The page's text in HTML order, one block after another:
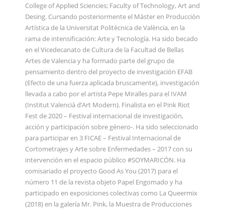
College of Applied Sciencies; Faculty of Technology, Art and
Desing. Cursando posteriormente el Máster en Producción
Artística de la Universitat Politècnica de València, en la
rama de intensificación: Arte y Tecnología. Ha sido becado
en el Vicedecanato de Cultura de la Facultad de Bellas
Artes de Valencia y ha formado parte del grupo de
pensamiento dentro del proyecto de investigación EFAB
(Efecto de una fuerza aplicada bruscamente), investigación
llevada a cabo por el artista Pepe Miralles para el IVAM
(Institut Valenciá d’Art Modern). Finalista en el Pink Riot
Fest de 2020 – Festival internacional de investigación,
acción y participación sobre género-. Ha sido seleccionado
para participar en 3 FICAE – Festival Internacional de
Cortometrajes y Arte sobre Enfermedades – 2017 con su
intervención en el espacio público #SOYMARICÓN. Ha
comisariado el proyecto Good As You (2017) para el
número 11 de la revista objeto Papel Engomado y ha
participado en exposiciones colectivas como La Queermix
(2018) en la galería Mr. Pink, la Muestra de Producciones